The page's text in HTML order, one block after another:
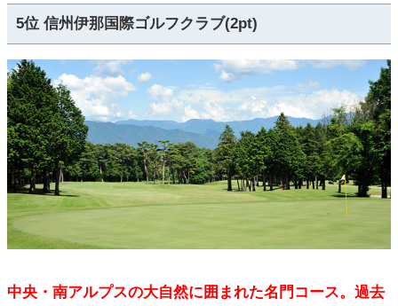
5位 信州伊那国際ゴルフクラブ(2pt)
中央・南アルプスの大自然に囲まれた名門コース。過去